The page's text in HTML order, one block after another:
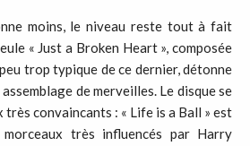
moins, le niveau reste tout à fait
« Just a Broken Heart », composée
trop typique de ce dernier, détonne
de merveilles. Le disque se
convaincants : « Life is a Ball » est
morceaux très influencés par Harry